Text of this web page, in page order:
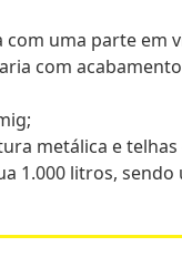
uma parte
com
metálica e telhas
1.000 litros,